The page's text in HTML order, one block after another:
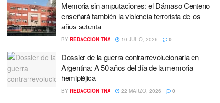
Memoria sin amputaciones: el Dámaso Centeno
enseñará también la violencia terrorista de los
años setenta
BY REDACCION TNA 10 JULIO, 2026 0
Dossier de la guerra contrarrevolucionaria en
Argentina: A 50 años del día de la memoria
hemipléjica
BY REDACCION TNA 22 MARZO, 2026 0